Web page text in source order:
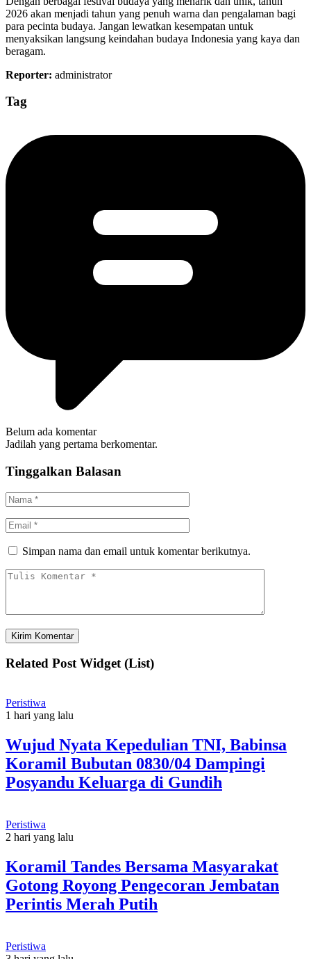
2026 akan menjadi tahun yang penuh warna dan pengalaman bagi
para pecinta budaya. Jangan lewatkan kesempatan untuk
menyaksikan langsung keindahan budaya Indonesia yang kaya dan
beragam.
Reporter: administrator
Tag
Belum ada komentar
Jadilah yang pertama berkomentar.
Tinggalkan Balasan
Simpan nama dan email untuk komentar berikutnya.
Related Post Widget (List)
Peristiwa
1 hari yang lalu
Wujud Nyata Kepedulian TNI, Babinsa
Koramil Bubutan 0830/04 Dampingi
Posyandu Keluarga di Gundih
Peristiwa
2 hari yang lalu
Koramil Tandes Bersama Masyarakat
Gotong Royong Pengecoran Jembatan
Perintis Merah Putih
Peristiwa